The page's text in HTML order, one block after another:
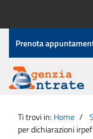
contenuto
Menu
di
servizio
Prenota
Agenzia
Entrate
principale
Ti trovi in: Home
per dichiarazioni